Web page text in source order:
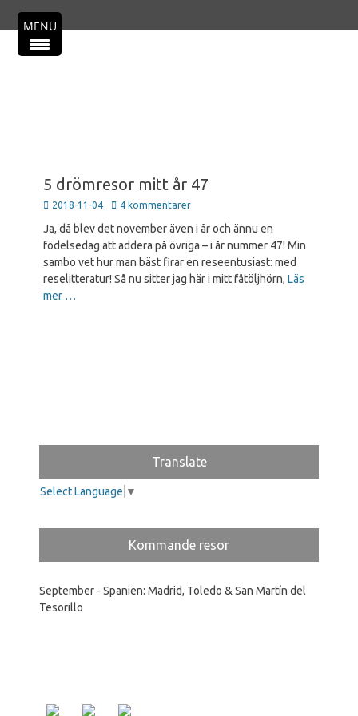
till
innehåll
Primär meny
5 drömresor mitt år 47
Publicerad
2018-11-04 4 kommentarer
Ja, då blev det november även i år och ännu en
födelsedag att addera på övriga – i år nummer 47! Min
sambo vet hur man bäst firar en reseentusiast: med
reselitteratur! Så nu sitter jag här i mitt fåtöljhörn, Läs
mer …
Translate
Select Language ▼
Kommande resor
September - Spanien: Madrid, Toledo & San Martín del
Tesorillo
MENU